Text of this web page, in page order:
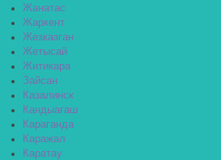
Жанатас
Жаркент
Жезказган
Жетысай
Житикара
Зайсан
Казалинск
Кандыагаш
Караганда
Каражал
Каратау